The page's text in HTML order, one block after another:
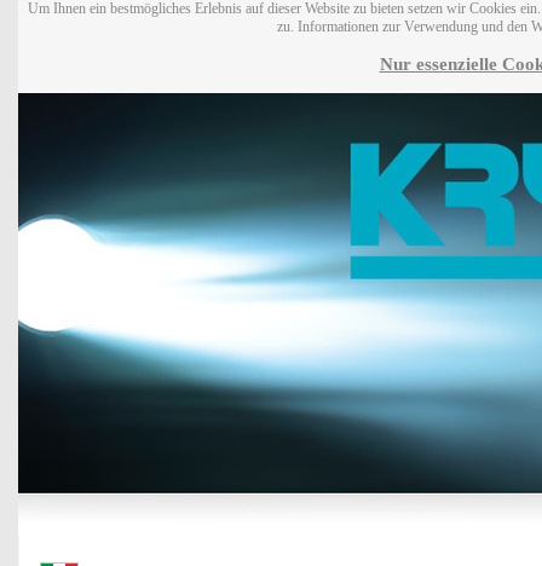
Um Ihnen ein bestmögliches Erlebnis auf dieser Website zu bieten setzen wir Cookies
zu. Informationen zur Verwendung und den
Nur essenzielle